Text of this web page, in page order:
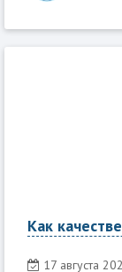
Как
17 августа